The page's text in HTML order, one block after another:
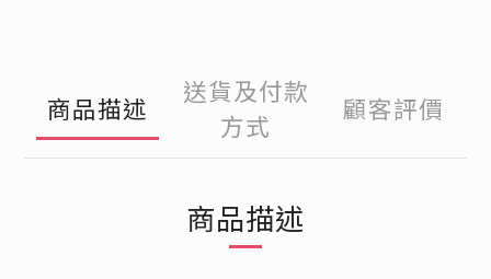
商品描述
送貨及付款
方式
顧客評價
商品描述